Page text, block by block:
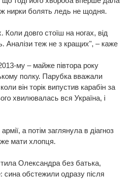
ж нирки болять ледь не щодня.
довго стоїш на ногах, від
Аналізи теж не з кращих", – каже
му – майже півтора року
полку. Парубка вважали
він торік випустив карабін за
хвилювалась вся Україна, і
а потім заглянула в діагноз
мати хлопця.
Олександра без батька,
сина обстежили одразу після